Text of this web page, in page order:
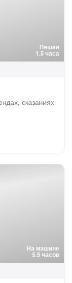
Пешая
1.5 часа
сказаниях
На машине
5.5 часов